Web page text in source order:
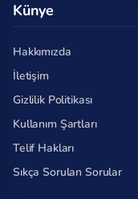
Künye
Hakkımızda
İletişim
Gizlilik Politikası
Kullanım Şartları
Telif Hakları
Sıkça Sorulan Sorular